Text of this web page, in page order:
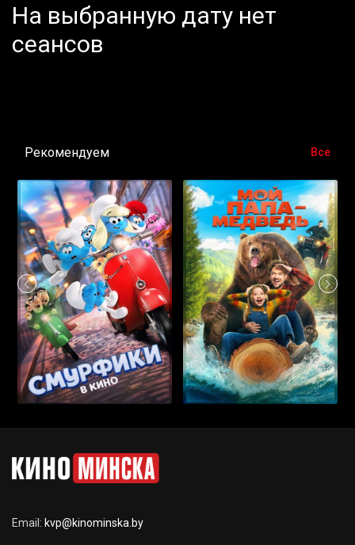
На выбранную дату нет
сеансов
Рекомендуем Все
Email: kvp@kinominska.by